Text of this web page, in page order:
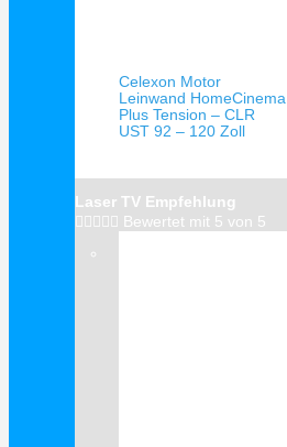
Celexon Motor
Leinwand HomeCinema
Plus Tension – CLR
UST 92 – 120 Zoll
Laser TV Empfehlung
     Bewertet mit 5 von 5